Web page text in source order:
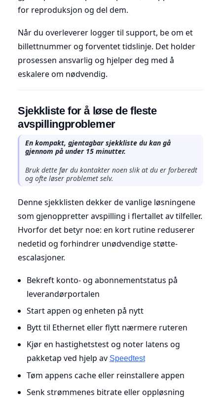
for reproduksjon og del dem.
Når du overleverer logger til support, be om et
billettnummer og forventet tidslinje. Det holder
prosessen ansvarlig og hjelper deg med å
eskalere om nødvendig.
Sjekkliste for å løse de fleste
avspillingproblemer
En kompakt, gjentagbar sjekkliste du kan gå
gjennom på under 15 minutter.
Bruk dette før du kontakter noen slik at du er forberedt
og ofte løser problemet selv.
Denne sjekklisten dekker de vanlige løsningene
som gjenoppretter avspilling i flertallet av tilfeller.
Hvorfor det betyr noe: en kort rutine reduserer
nedetid og forhindrer unødvendige støtte-
escalasjoner.
Bekreft konto- og abonnementstatus på
leverandørportalen
Start appen og enheten på nytt
Bytt til Ethernet eller flytt nærmere ruteren
Kjør en hastighetstest og noter latens og
pakketap ved hjelp av Speedtest
Tøm appens cache eller reinstallere appen
Senk strømmenes bitrate eller oppløsning